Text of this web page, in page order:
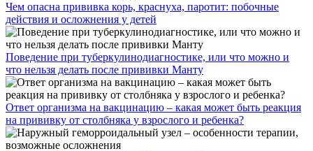
Чем опасна прививка корь, краснуха, паротит: побочные
действия и осложнения у детей
Поведение при туберкулинодиагностике, или что можно и
что нельзя делать после прививки Манту
Ответ организма на вакцинацию – какая может быть реакция
на прививку от столбняка у взрослого и ребенка?